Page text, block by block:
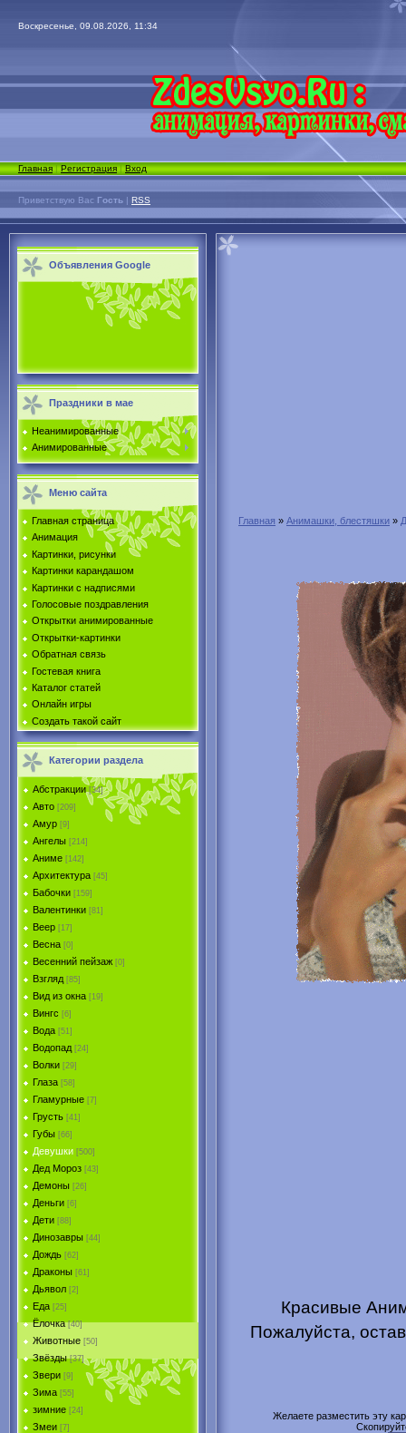
Воскресенье, 09.08.2026, 11:34
Главная|Регистрация|Вход
Приветствую Вас Гость | RSS
Объявления Google
Праздники в мае
Неанимированные
Анимированные
Меню сайта
Главная страница
Анимация
Картинки, рисунки
Картинки карандашом
Картинки с надписями
Голосовые поздравления
Открытки анимированные
Открытки-картинки
Обратная связь
Гостевая книга
Каталог статей
Онлайн игры
Создать такой сайт
Категории раздела
Абстракции [34]
Авто [209]
Амур [9]
Ангелы [214]
Аниме [142]
Архитектура [45]
Бабочки [159]
Валентинки [81]
Веер [17]
Весна [0]
Весенний пейзаж [0]
Взгляд [85]
Вид из окна [19]
Вингс [6]
Вода [51]
Водопад [24]
Волки [29]
Глаза [58]
Гламурные [7]
Грусть [41]
Губы [66]
Девушки [500]
Дед Мороз [43]
Демоны [26]
Деньги [6]
Дети [88]
Динозавры [44]
Дождь [62]
Драконы [61]
Дьявол [2]
Еда [25]
Ёлочка [40]
Животные [50]
Звёзды [37]
Звери [9]
Зима [55]
зимние [24]
Змеи [7]
Главная » Анимашки, блестяшки »
Красивые
Пожалуйста,
Желаете разместить эту